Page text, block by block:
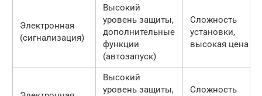
Электронная
(сигнализация)
Высокий
уровень защиты,
дополнительные
функции
(автозапуск)
Сложность
установки,
высокая цена
Высокий
уровень защиты,
Сложность